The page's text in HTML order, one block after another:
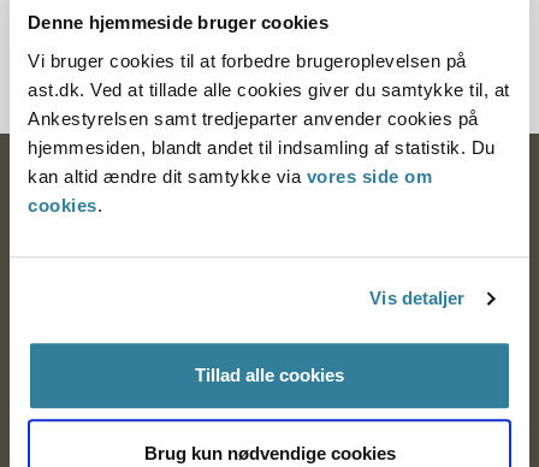
Denne hjemmeside bruger cookies
Vi bruger cookies til at forbedre brugeroplevelsen på
ast.dk. Ved at tillade alle cookies giver du samtykke til, at
Ankestyrelsen samt tredjeparter anvender cookies på
hjemmesiden, blandt andet til indsamling af statistik. Du
kan altid ændre dit samtykke via vores side om
cookies.
Vis detaljer
Tillad alle cookies
Brug kun nødvendige cookies
Ankestyrelsen
Ankestyrelsen Aalborg